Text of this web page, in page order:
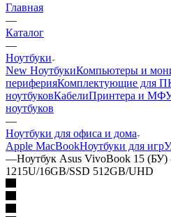
Главная
—
Каталог
—
Ноутбуки
New НоутбукиКомпьютеры и
периферияКомплектующие для
ноутбуковКабелиПринтера и
ноутбуков
—
Ноутбуки для офиса и дома
Apple MacBookНоутбуки для игр
—Ноутбук Asus VivoBook 15 (БУ)
1215U/16GB/SSD 512GB/UHD